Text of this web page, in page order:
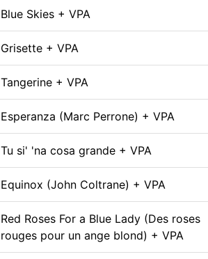
Blue Skies + VPA
Grisette + VPA
Tangerine + VPA
Esperanza (Marc Perrone) + VPA
Tu si' 'na cosa grande + VPA
Equinox (John Coltrane) + VPA
Red Roses For a Blue Lady (Des roses
rouges pour un ange blond) + VPA